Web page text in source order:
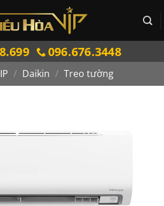
096.676.3448
/ Daikin / Treo tường